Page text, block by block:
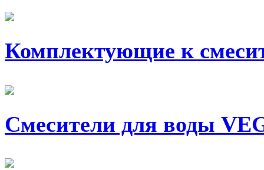
Комплектующие к
Смесители для воды